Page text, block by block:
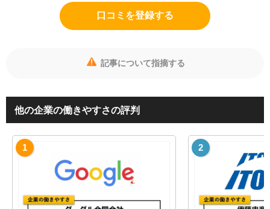
口コミを登録する
記事について指摘する
他の企業の働きやすさの評判